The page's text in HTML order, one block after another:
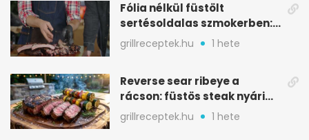
Fólia nélkül füstölt
sertésoldalas szmokerben:
ropogós bark, 6 óra
grillreceptek.hu 1 hete
Reverse sear ribeye a
rácson: füstös steak nyári
tökkebabbal
grillreceptek.hu 1 hete